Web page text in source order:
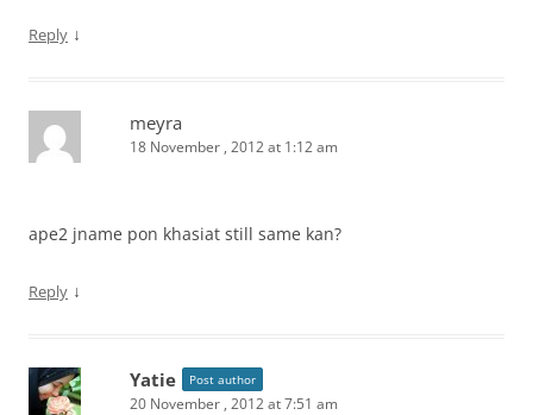
Reply ↓
meyra
18 November , 2012 at 1:12 am
ape2 jname pon khasiat still same kan?
Reply ↓
Yatie Post author
20 November , 2012 at 7:51 am